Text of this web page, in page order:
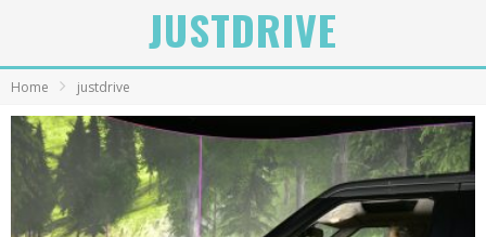
SEE YOU AT 5 | Chanel
Anya Taylor-Joy, Jisoo e Willow Smith protagoniste della nuova campagna Dior Addict
JUSTDRIVE
Home justdrive